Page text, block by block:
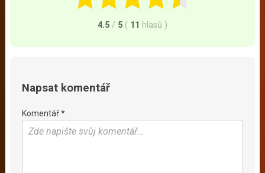
4.5 / 5 ( 11 hlasů )
Napsat komentář
Komentář *